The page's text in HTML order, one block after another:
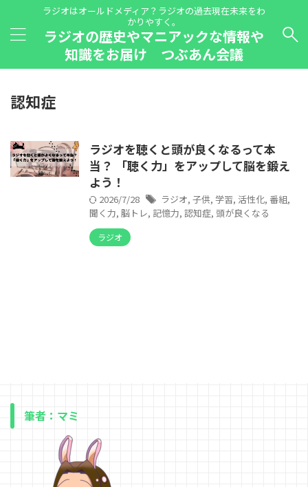
ラジオはオールドメディア？ラジオの過去現在未来をわ
かりやすく。
ラジオの歴史やマニアックな情報や
知識をお届け つぶあん会議
認知症
ラジオを聴くと頭が良くなるって本
当？ 「聴く力」をアップして脳を鍛え
よう！
2026/7/28 ラジオ, 子供, 学習, 活性化, 番組,
聞く力, 脳トレ, 記憶力, 認知症, 頭が良くなる
ラジオ
筆者：マミ